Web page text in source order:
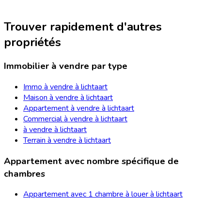
Trouver rapidement d'autres
propriétés
Immobilier à vendre par type
Immo à vendre à lichtaart
Maison à vendre à lichtaart
Appartement à vendre à lichtaart
Commercial à vendre à lichtaart
à vendre à lichtaart
Terrain à vendre à lichtaart
Appartement avec nombre spécifique de
chambres
Appartement avec 1 chambre à louer à lichtaart